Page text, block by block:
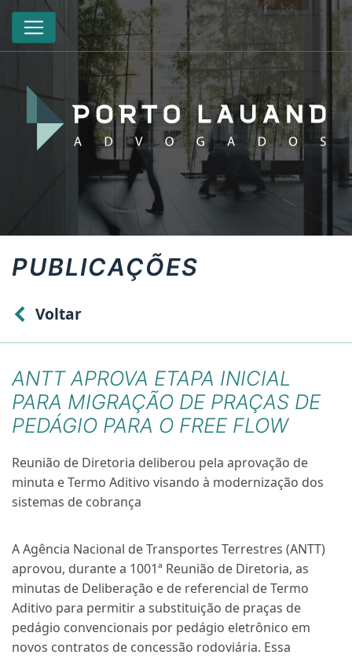
PUBLICAÇÕES
Voltar
ANTT APROVA ETAPA INICIAL
PARA MIGRAÇÃO DE PRAÇAS DE
PEDÁGIO PARA O FREE FLOW
Reunião de Diretoria deliberou pela aprovação de
minuta e Termo Aditivo visando à modernização dos
sistemas de cobrança
A Agência Nacional de Transportes Terrestres (ANTT)
aprovou, durante a 1001ª Reunião de Diretoria, as
minutas de Deliberação e de referencial de Termo
Aditivo para permitir a substituição de praças de
pedágio convencionais por pedágio eletrônico em
novos contratos de concessão rodoviária. Essa